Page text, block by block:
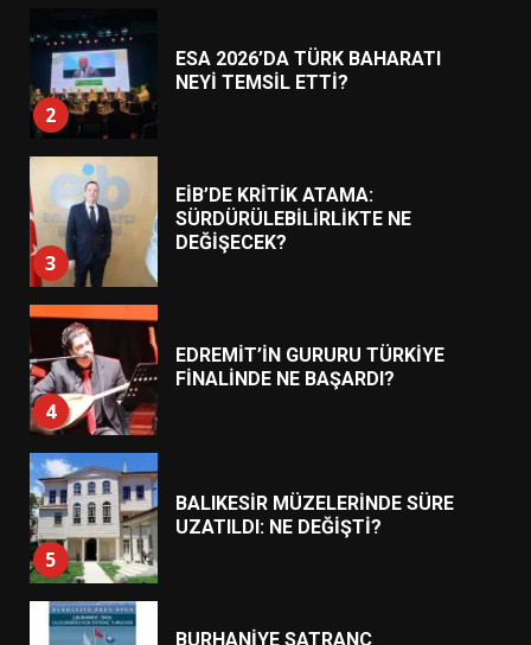
2
ESA 2026’DA TÜRK BAHARATI
NEYİ TEMSİL ETTİ?
3
EİB’DE KRİTİK ATAMA:
SÜRDÜRÜLEBİLİRLİKTE NE
DEĞİŞECEK?
4
EDREMİT’İN GURURU TÜRKİYE
FİNALİNDE NE BAŞARDI?
5
BALIKESİR MÜZELERİNDE SÜRE
UZATILDI: NE DEĞİŞTİ?
BURHANİYE SATRANÇ